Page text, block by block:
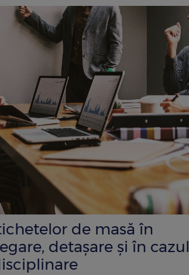
de masă în
detașare și în cazul